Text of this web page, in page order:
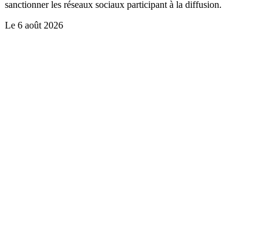
sanctionner les réseaux sociaux participant à la diffusion.
Le 6 août 2026